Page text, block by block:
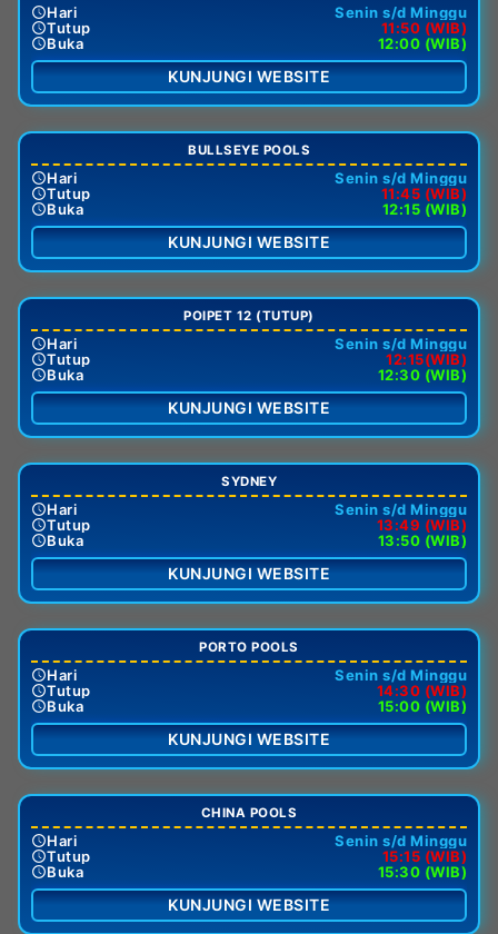
Hari
Senin s/d Minggu
Tutup
11:50 (WIB)
Buka
12:00 (WIB)
KUNJUNGI WEBSITE
BULLSEYE POOLS
Hari
Senin s/d Minggu
Tutup
11:45 (WIB)
Buka
12:15 (WIB)
KUNJUNGI WEBSITE
POIPET 12 (TUTUP)
Hari
Senin s/d Minggu
Tutup
12:15(WIB)
Buka
12:30 (WIB)
KUNJUNGI WEBSITE
SYDNEY
Hari
Senin s/d Minggu
Tutup
13:49 (WIB)
Buka
13:50 (WIB)
KUNJUNGI WEBSITE
PORTO POOLS
Hari
Senin s/d Minggu
Tutup
14:30 (WIB)
Buka
15:00 (WIB)
KUNJUNGI WEBSITE
CHINA POOLS
Hari
Senin s/d Minggu
Tutup
15:15 (WIB)
Buka
15:30 (WIB)
KUNJUNGI WEBSITE